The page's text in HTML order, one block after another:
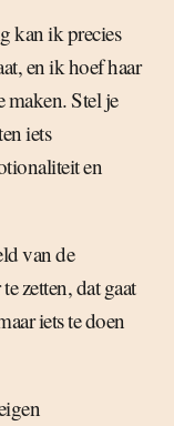
kan ik precies
en ik hoef haar
maken. Stel je
iets
en
van de
zetten, dat gaat
iets te doen